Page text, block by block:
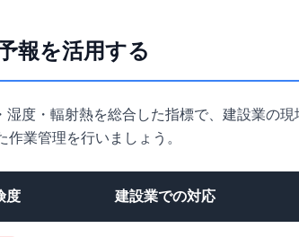
報を活用する
湿度・輻射熱を総合した指標で、建設業の
業管理を行いましょう。
度 建設業での対応